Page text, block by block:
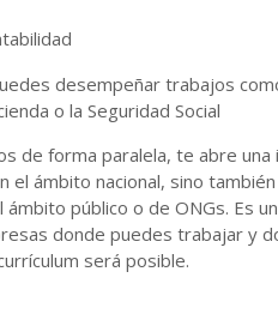
desempeñar trabajos
o la Seguridad Social
de forma paralela, te abre
ámbito nacional, sino
público o de ONGs. Es
donde puedes trabajar y
será posible.